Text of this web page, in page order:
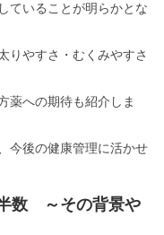
ていることが明らかとな
りやすさ・むくみやすさ
薬への期待も紹介しま
今後の健康管理に活かせ
数 ～その背景や